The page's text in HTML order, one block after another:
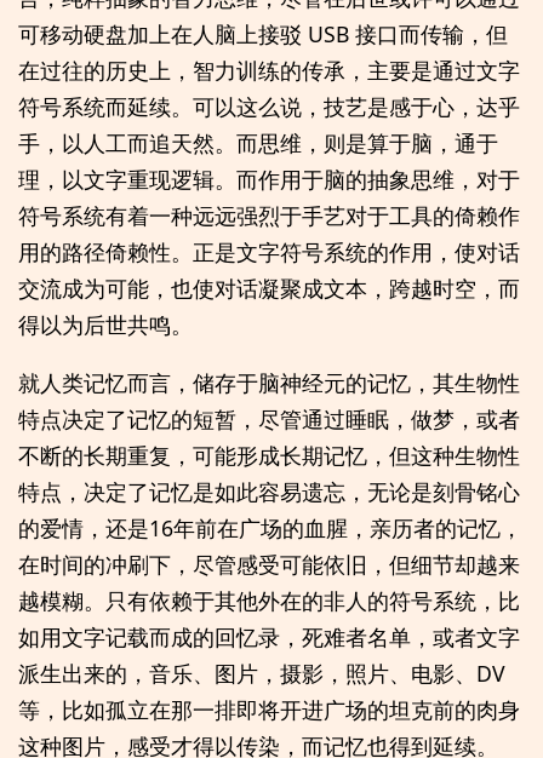
可移动硬盘加上在人脑上接驳 USB 接口而传输，但
在过往的历史上，智力训练的传承，主要是通过文字
符号系统而延续。可以这么说，技艺是感于心，达乎
手，以人工而追天然。而思维，则是算于脑，通于
理，以文字重现逻辑。而作用于脑的抽象思维，对于
符号系统有着一种远远强烈于手艺对于工具的倚赖作
用的路径倚赖性。正是文字符号系统的作用，使对话
交流成为可能，也使对话凝聚成文本，跨越时空，而
得以为后世共鸣。
就人类记忆而言，储存于脑神经元的记忆，其生物性
特点决定了记忆的短暂，尽管通过睡眠，做梦，或者
不断的长期重复，可能形成长期记忆，但这种生物性
特点，决定了记忆是如此容易遗忘，无论是刻骨铭心
的爱情，还是16年前在广场的血腥，亲历者的记忆，
在时间的冲刷下，尽管感受可能依旧，但细节却越来
越模糊。只有依赖于其他外在的非人的符号系统，比
如用文字记载而成的回忆录，死难者名单，或者文字
派生出来的，音乐、图片，摄影，照片、电影、DV
等，比如孤立在那一排即将开进广场的坦克前的肉身
这种图片，感受才得以传染，而记忆也得到延续。